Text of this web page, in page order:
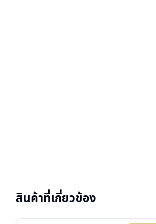
สินค้าที่เกี่ยวข้อง